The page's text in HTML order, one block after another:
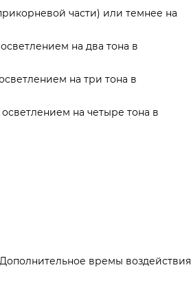
части) или темнее на
на два тона в
на три тона в
на четыре тона в
времы воздействия